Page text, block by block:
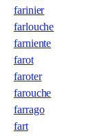
farinier
farlouche
farniente
farot
faroter
farouche
farrago
fart